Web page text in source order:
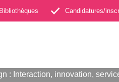
Bibliothèques Candidatures/
: Interaction, innovation,